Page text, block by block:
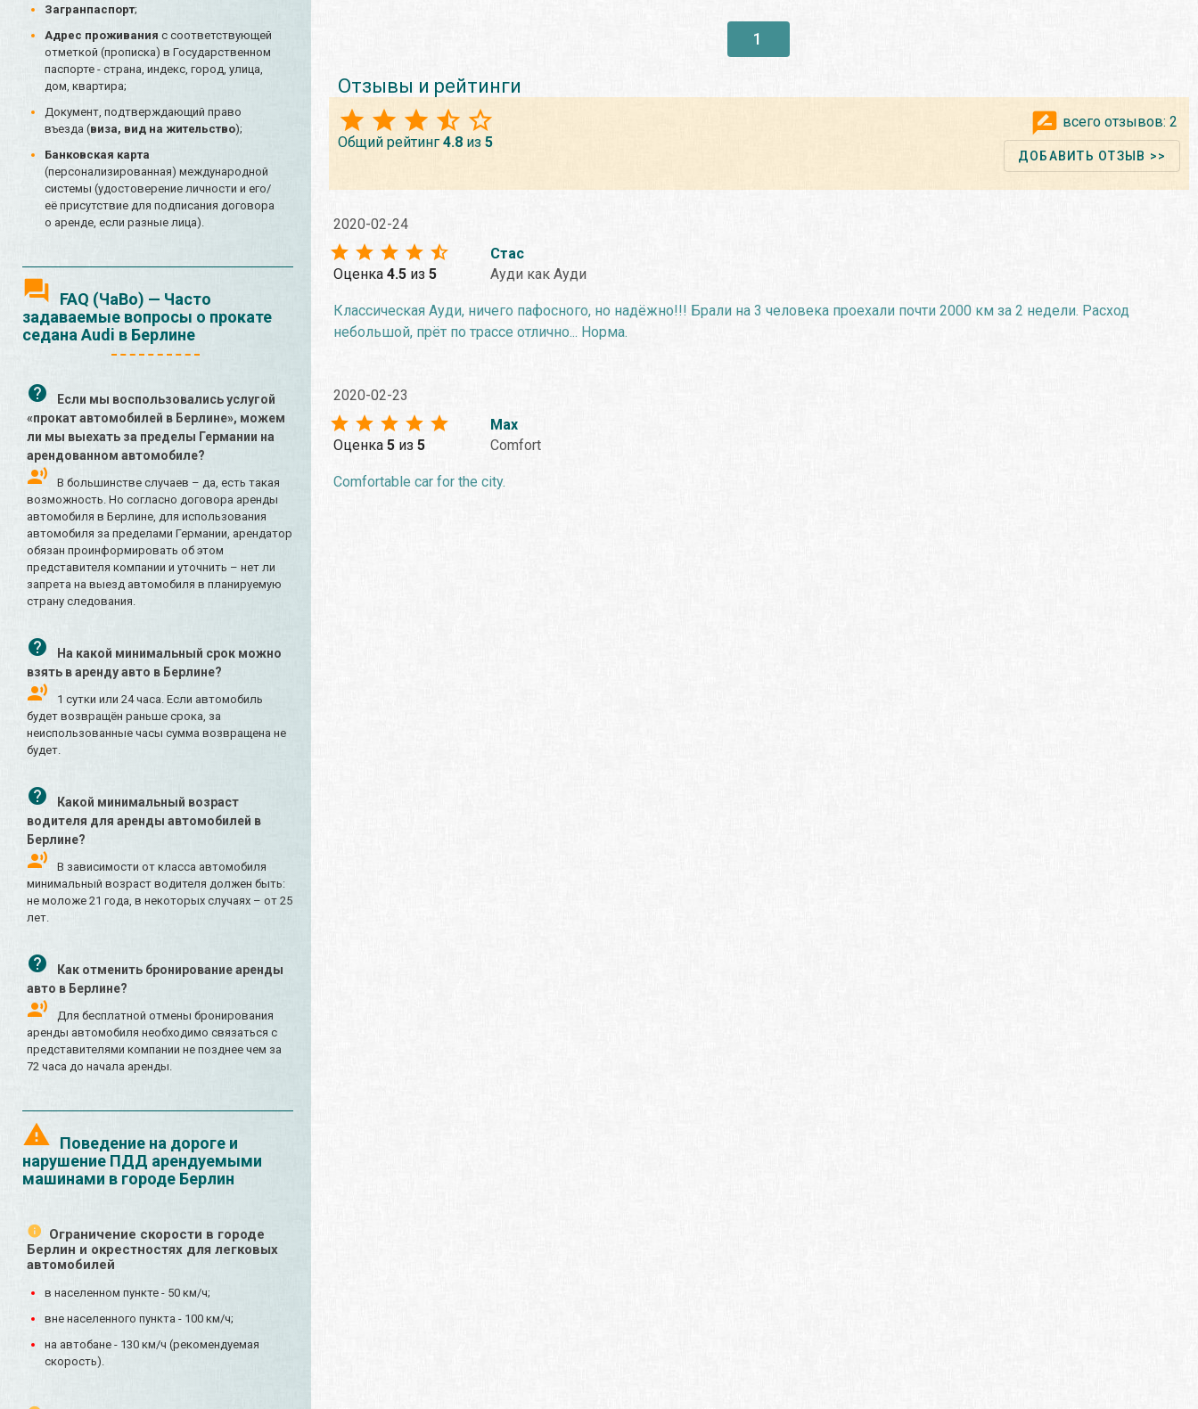
Загранпаспорт;
Адрес проживания с соответствующей
отметкой (прописка) в Государственном
паспорте - страна, индекс, город, улица,
дом, квартира;
Документ, подтверждающий право
въезда (виза, вид на жительство);
Банковская карта
(персонализированная) международной
системы (удостоверение личности и его/
её присутствие для подписания договора
о аренде, если разные лица).
FAQ (ЧаВо) — Часто
задаваемые вопросы о прокате
седана Audi в Берлине
Если мы воспользовались услугой
«прокат автомобилей в Берлине», можем
ли мы выехать за пределы Германии на
арендованном автомобиле?
В большинстве случаев – да, есть такая
возможность. Но согласно договора аренды
автомобиля в Берлине, для использования
автомобиля за пределами Германии, арендатор
обязан проинформировать об этом
представителя компании и уточнить – нет ли
запрета на выезд автомобиля в планируемую
страну следования.
На какой минимальный срок можно
взять в аренду авто в Берлине?
1 сутки или 24 часа. Если автомобиль
будет возвращён раньше срока, за
неиспользованные часы сумма возвращена не
будет.
Какой минимальный возраст
водителя для аренды автомобилей в
Берлине?
В зависимости от класса автомобиля
минимальный возраст водителя должен быть:
не моложе 21 года, в некоторых случаях – от 25
лет.
Как отменить бронирование аренды
авто в Берлине?
Для бесплатной отмены бронирования
аренды автомобиля необходимо связаться с
представителями компании не позднее чем за
72 часа до начала аренды.
Поведение на дороге и
нарушение ПДД арендуемыми
машинами в городе Берлин
Ограничение скорости в городе
Берлин и окрестностях для легковых
автомобилей
в населенном пункте - 50 км/ч;
вне населенного пункта - 100 км/ч;
на автобане - 130 км/ч (рекомендуемая
скорость).
1
Отзывы и рейтинги
Общий рейтинг 4.8из 5
всего отзывов: 2
ДОБАВИТЬ ОТЗЫВ >>
2020-02-24
Оценка 4.5из 5
Стас
Ауди как Ауди
Классическая Ауди, ничего пафосного, но надёжно!!! Брали на 3 человека проехали почти 2000 км за 2 недели. Расход
небольшой, прёт по трассе отлично... Норма.
2020-02-23
Оценка 5из 5
Max
Comfort
Comfortable car for the city.